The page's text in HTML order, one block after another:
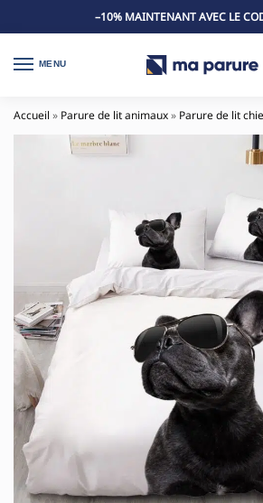
–10% MAINTENANT AVEC LE
MENU
Accueil » Parure de lit animaux» Parure de lit